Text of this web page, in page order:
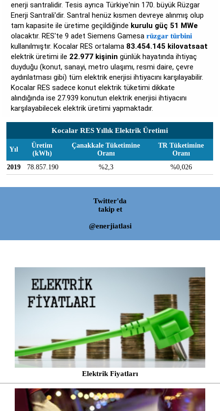
enerji santralidir. Tesis ayrıca Türkiye'nin 170. büyük Rüzgar
Enerji Santrali'dir. Santral henüz kısmen devreye alınmış olup
tam kapasite ile üretime geçildiğinde kurulu güç 51 MWe
olacaktır. RES'te 9 adet Siemens Gamesarüzgar türbini
kullanılmıştır. Kocalar RES ortalama 83.454.145 kilovatsaat
elektrik üretimi ile 22.977 kişinin günlük hayatında ihtiyaç
duyduğu (konut, sanayi, metro ulaşımı, resmi daire, çevre
aydınlatması gibi) tüm elektrik enerjisi ihtiyacını karşılayabilir.
Kocalar RES sadece konut elektrik tüketimi dikkate
alındığında ise 27.939 konutun elektrik enerjisi ihtiyacını
karşılayabilecek elektrik üretimi yapmaktadır.
Kocalar RES Yıllık Elektrik Üretimi
Yıl
Üretim
(kWh)
Çanakkale Tüketimine
Oranı
TR Tüketimine
Oranı
2019
78.857.190 %2,3 %0,026
Twitter'da
takip et
@enerjiatlasi
Elektrik Fiyatları